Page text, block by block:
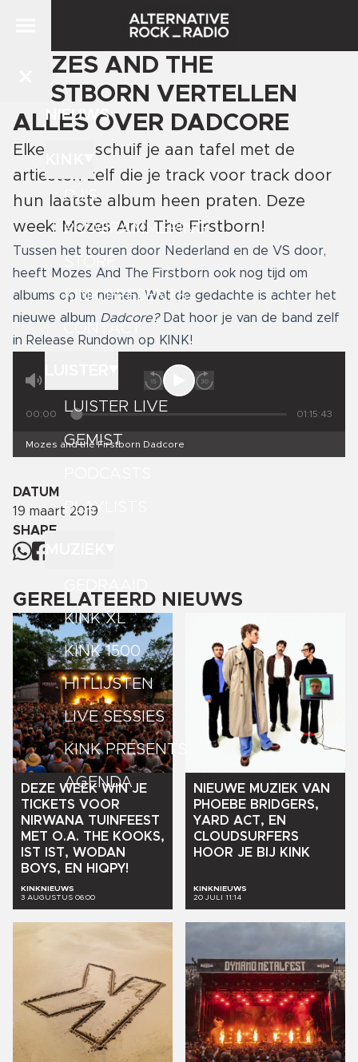
NIEUWS
DJ'S
PROGRAMMERING
KINK PRESENTS
LUISTER LIVE
GEMIST
PLAYLISTS
KINK XL
KINK 1500
HITLIJSTEN
LIVE SESSIES
KINK PRESENTS
AGENDA
MOZES AND THE
FIRSTBORN VERTELLEN
ALLES OVER DADCORE
Elke week schuif je aan tafel met de
artiesten zelf die je track voor track door
hun laatste album heen praten. Deze
week: Mozes And The Firstborn!
Tussen het touren door Nederland en de VS door,
heeft Mozes And The Firstborn ook nog tijd om
albums op te nemen. Wat de gedachte is achter het
nieuwe album Dadcore? Dat hoor je van de band zelf
in Release Rundown op KINK!
00:00 01:15:43
Mozes and the Firstborn Dadcore
DATUM
19 maart 2019
SHARE
GERELATEERD NIEUWS
DEZE WEEK WIN JE
TICKETS VOOR
NIRWANA TUINFEEST
MET O.A. THE KOOKS,
IST
IST, WODAN
BOYS, EN HIQPY!
KINKNIEUWS
3 AUGUSTUS 06:00
NIEUWE MUZIEK VAN
PHOEBE BRIDGERS,
YARD ACT, EN
CLOUDSURFERS
HOOR JE BIJ KINK
KINKNIEUWS
20 JULI 11:14